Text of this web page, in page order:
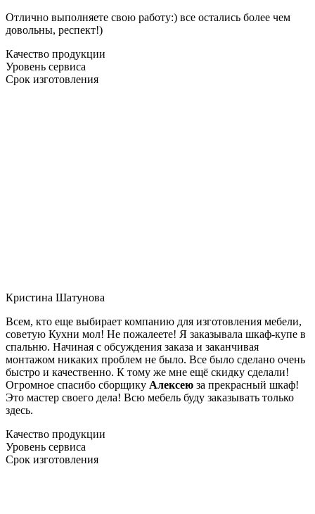
Отлично выполняете свою работу:) все остались более чем
довольны, респект!)
Качество продукции
Уровень сервиса
Срок изготовления
Кристина Шатунова
Всем, кто еще выбирает компанию для изготовления мебели,
советую Кухни мол! Не пожалеете! Я заказывала шкаф-купе в
спальню. Начиная с обсуждения заказа и заканчивая
монтажом никаких проблем не было. Все было сделано очень
быстро и качественно. К тому же мне ещё скидку сделали!
Огромное спасибо сборщику Алексею за прекрасный шкаф!
Это мастер своего дела! Всю мебель буду заказывать только
здесь.
Качество продукции
Уровень сервиса
Срок изготовления